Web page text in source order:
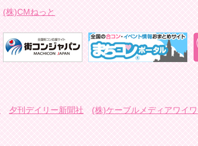
(株)CMねっと
夕刊デイリー新聞社 (株)ケーブルメディアワイワ